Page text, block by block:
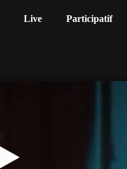
Live Participatif